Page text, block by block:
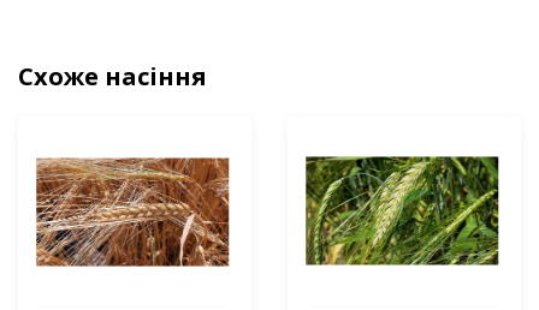
Схоже насіння